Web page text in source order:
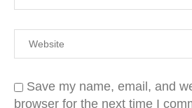
Save my name, email, and
browser for the next time I